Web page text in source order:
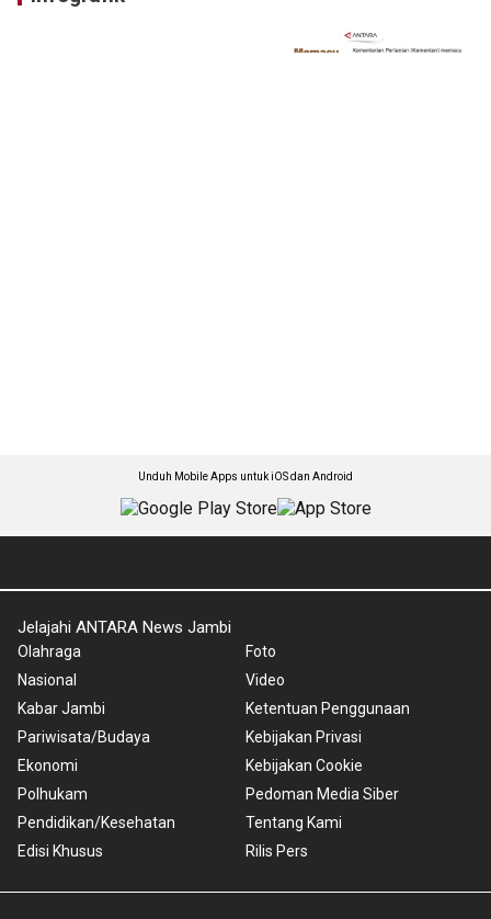
Unduh Mobile Apps untuk iOS dan Android
Jelajahi ANTARA News Jambi
Olahraga
Nasional
Kabar Jambi
Pariwisata/Budaya
Ekonomi
Polhukam
Pendidikan/Kesehatan
Edisi Khusus
Foto
Video
Ketentuan Penggunaan
Kebijakan Privasi
Kebijakan Cookie
Pedoman Media Siber
Tentang Kami
Rilis Pers